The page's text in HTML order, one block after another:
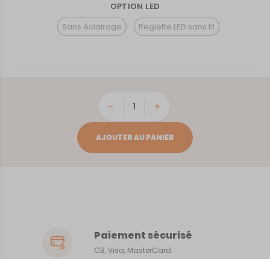
OPTION LED
Sans éclairage
Reglette LED sans fil
quantité
Cabanes
AJOUTER AU PANIER
Paiement sécurisé
CB, Visa, MasterCard